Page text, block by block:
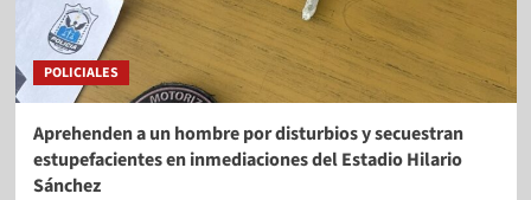
POLICIALES
Aprehenden a un hombre por disturbios y secuestran
estupefacientes en inmediaciones del Estadio Hilario
Sánchez